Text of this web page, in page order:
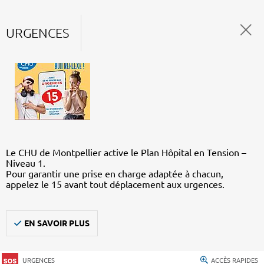
URGENCES
Le CHU de Montpellier active le Plan Hôpital en Tension –
Niveau 1.
Pour garantir une prise en charge adaptée à chacun,
appelez le 15 avant tout déplacement aux urgences.
EN SAVOIR PLUS
URGENCES ACCÈS RAPIDES